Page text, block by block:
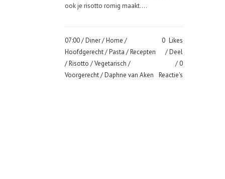
ook je risotto romig maakt....
07:00 /Diner/Home /
Hoofdgerecht/Pasta /Recepten
/Risotto /Vegetarisch /
Voorgerecht/ Daphne van Aken
0 Likes
Deel
0
Reactie's